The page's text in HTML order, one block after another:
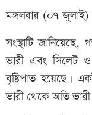
মঙ্গলবার (০৭ জুলাই)
সংস্থাটি
ভারী এবং সিলেট
বৃষ্টিপাত হয়েছে।
ভারী থেকে অতি